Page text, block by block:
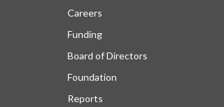
Careers
Funding
Board of Directors
Foundation
Reports